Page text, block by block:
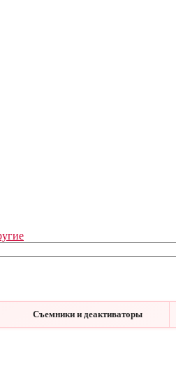
Съемники и деактиваторы